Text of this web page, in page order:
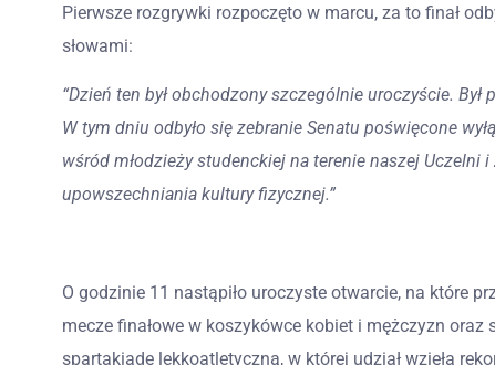
Pierwsze rozgrywki rozpoczęto w marcu, za to finał
słowami:
“Dzień ten był obchodzony szczególnie uroczyście.
W tym dniu odbyło się zebranie Senatu poświęcone
wśród młodzieży studenckiej na terenie naszej Uczelni
upowszechniania kultury fizycznej.”
O godzinie 11 nastąpiło uroczyste otwarcie, na które
mecze finałowe w koszykówce kobiet i mężczyzn
spartakiadę lekkoatletyczną, w której udział wzięła